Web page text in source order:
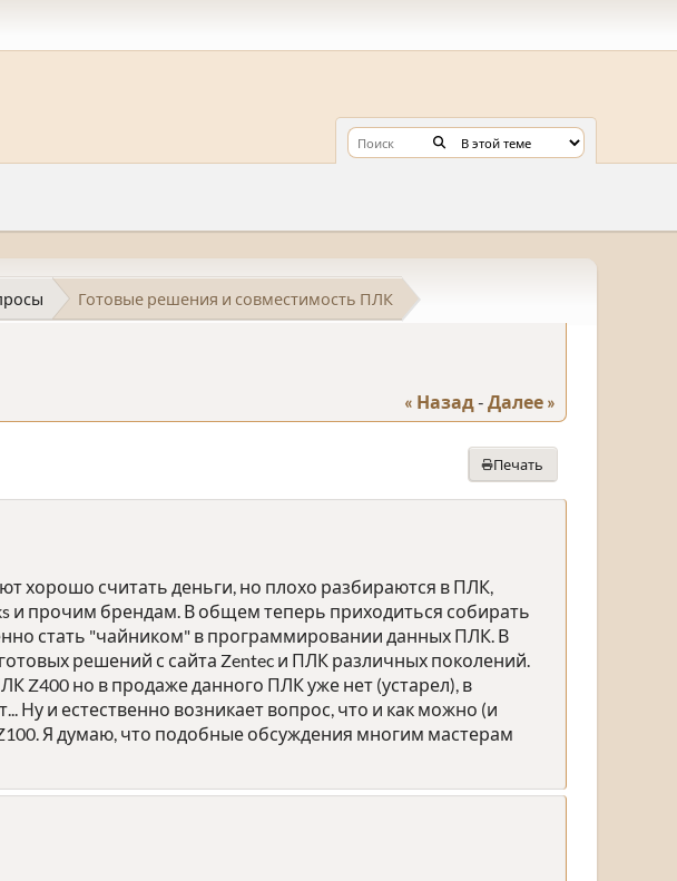
Готовые решения и совместимость ПЛК
« Назад - Далее »
Печать
хорошо считать деньги, но плохо разбираются в ПЛК,
и прочим брендам. В общем теперь приходиться собирать
стать "чайником" в программировании данных ПЛК. В
решений с сайта Zentec и ПЛК различных поколений.
Z400 но в продаже данного ПЛК уже нет (устарел), в
Ну и естественно возникает вопрос, что и как можно (и
Я думаю, что подобные обсуждения многим мастерам